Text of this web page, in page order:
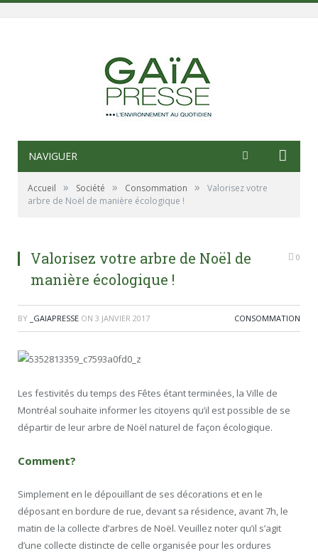
NAVIGUER
Accueil » Société » Consommation »
Valorisez votre
arbre de Noël de manière écologique !
Valorisez votre arbre de Noël de
manière écologique !
0
BY _GAIAPRESSE ON 3 JANVIER 2017 CONSOMMATION
Les festivités du temps des Fêtes étant terminées, la Ville de
Montréal souhaite informer les citoyens qu’il est possible de se
départir de leur arbre de Noël naturel de façon écologique.
Comment?
Simplement en le dépouillant de ses décorations et en le
déposant en bordure de rue, devant sa résidence, avant 7h, le
matin de la collecte d’arbres de Noël. Veuillez noter qu’il s’agit
d’une collecte distincte de celle organisée pour les ordures